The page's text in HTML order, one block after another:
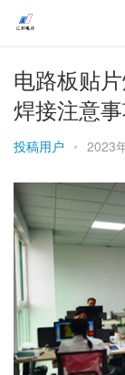
电路板贴
焊接注意
投稿用户 • 2023